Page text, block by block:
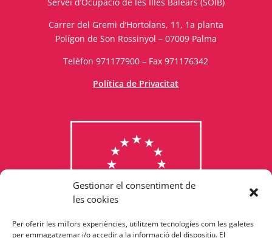
Gestionar el consentiment de
les cookies
Per oferir les millors experiències, utilitzem tecnologies com les galetes
per emmagatzemar i/o accedir a la informació del dispositiu. El
Consulta els programes
Carrer del Gremi d’Hortolans, 11, 1a planta
Polígon de Son Rossinyol – 07009 Palma
Telèfon 971177900 – Fax 971176342
Política de Privacitat